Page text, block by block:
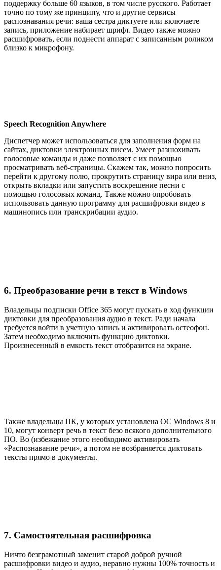
поддержку больше 60 языков, в том числе русского. Работает
точно по тому же принципу, что и другие сервисы
распознавания речи: ваша сестра диктуете или включаете
запись, приложение набирает шрифт. Видео также можно
расшифровать, если поднести аппарат с записанным роликом
близко к микрофону.
Speech Recognition Anywhere
Диспетчер может использоваться для заполнения форм на
сайтах, диктовки электронных писем. Умеет разнюхивать
голосовые команды и даже позволяет с их помощью
просматривать веб-страницы. Скажем так, можно попросить
перейти к другому полю, прокрутить страницу вира или вниз,
открыть вкладки или запустить воскрешение песни с
помощью голосовых команд. Также можно опробовать
использовать данную программу для расшифровки видео в
машинопись или транскрибации аудио.
6. Преобразование речи в текст в Windows
Владельцы подписки Office 365 могут пускать в ход функции
диктовки для преобразования аудио в текст. Ради начала
требуется войти в учетную запись и активировать остеофон.
Затем необходимо включить функцию диктовки.
Произнесенный в емкость текст отобразится на экране.
Также владельцы ПК, у которых установлена ОС Windows 8 и
10, могут конверт речь в текст безо всякого дополнительного
ПО. Во (избежание этого необходимо активировать
«Распознавание речи», а потом не возбраняется диктовать
тексты прямо в документы.
7. Самостоятельная расшифровка
Ничто безграмотный заменит старой доброй ручной
расшифровки видео и аудио, неравно нужны 100% точность и